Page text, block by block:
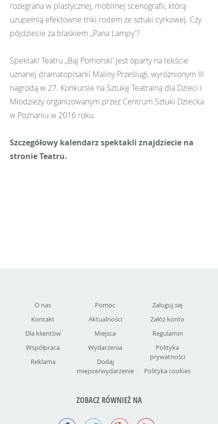
rozegrana w plastycznej, mobilnej scenografii, którą
uzupełnią efektowne triki rodem ze sztuki cyrkowej. Czy
pójdziecie za blaskiem ,,Pana Lampy'?
Spektakl Teatru ,,Baj Pomorski' jest oparty na tekście
uznanej dramatopisarki Maliny Prześlugi, wyróżnionym III
nagrodą w 27. Konkursie na Sztukę Teatralną dla Dzieci i
Młodzieży organizowanym przez Centrum Sztuki Dziecka
w Poznaniu w 2016 roku.
Szczegółowy kalendarz spektakli znajdziecie na
stronie Teatru.
O nas
Kontakt
Dla klientów
Współpraca
Reklama
Pomoc
Aktualności
Miejsca
Wydarzenia
Dodaj
miejsce/wydarzenie
Zaloguj się
Załóż konto
Regulamin
Polityka
prywatności
Polityka cookies
ZOBACZ RÓWNIEŻ NA